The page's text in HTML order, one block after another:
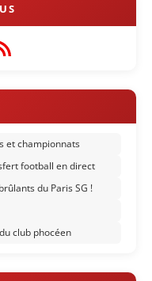
et championnats
football en direct
du Paris SG !
club phocéen